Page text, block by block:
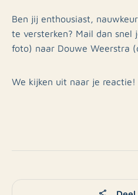
Ben jij enthousiast,
te versterken? Mail dan
foto) naar Douwe Weerstra
We kijken uit naar je reactie!